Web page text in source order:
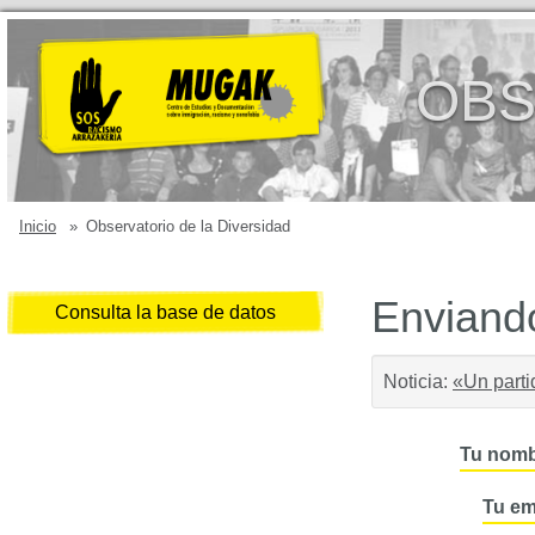
Inicio » Observatorio de la Diversidad
Consulta la base de datos
Noticia: «Un
Tu
Tu